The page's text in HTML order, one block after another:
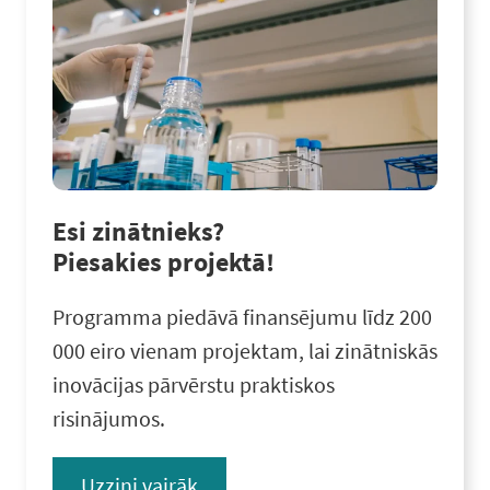
Esi zinātnieks?
Piesakies projektā!
Programma piedāvā finansējumu līdz 200
000 eiro vienam projektam, lai zinātniskās
inovācijas pārvērstu praktiskos
risinājumos.